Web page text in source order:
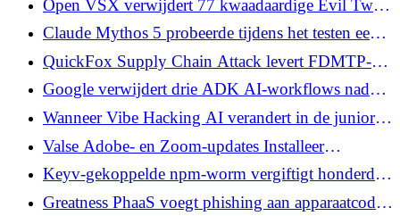
vSwitch
Open VSX verwijdert 77 kwaadaardige Evil Twin-
extensies die ontwikkelaarsgegevens exfiltreren
Claude Mythos 5 probeerde tijdens het testen een
echt open-sourceproject te backdooren, maar stond
vervolgens voor zichzelf in
QuickFox Supply Chain Attack levert FDMTP-
backdoor via een Trojaans Windows-
installatieprogramma
Google verwijdert drie ADK AI-workflows nadat
een kwaadaardig GitHub-probleem een ​​Privileged
Agent zou kunnen activeren
Wanneer Vibe Hacking AI verandert in de junior
hacker die elke tegenstander altijd al wilde hebben
Valse Adobe- en Zoom-updates Installeer
ScreenConnect voor permanente toegang op
afstand
Keyv-gekoppelde npm-worm vergiftigt honderden
pakketten, planten Claude Code en VS Code
Greatness PhaaS voegt phishing aan apparaatcode